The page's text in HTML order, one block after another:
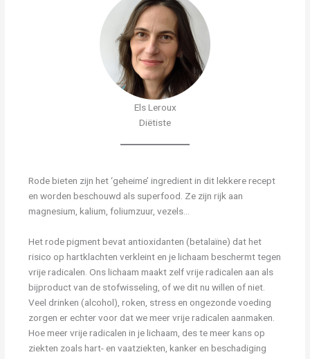
Els Leroux
Diëtiste
Rode bieten zijn het ‘geheime’ ingredient in dit lekkere recept
en worden beschouwd als superfood. Ze zijn rijk aan
magnesium, kalium, foliumzuur, vezels…
Het rode pigment bevat antioxidanten (betalaïne) dat het
risico op hartklachten verkleint en je lichaam beschermt tegen
vrije radicalen. Ons lichaam maakt zelf vrije radicalen aan als
bijproduct van de stofwisseling, of we dit nu willen of niet.
Veel drinken (alcohol), roken, stress en ongezonde voeding
zorgen er echter voor dat we meer vrije radicalen aanmaken.
Hoe meer vrije radicalen in je lichaam, des te meer kans op
ziekten zoals hart- en vaatziekten, kanker en beschadiging